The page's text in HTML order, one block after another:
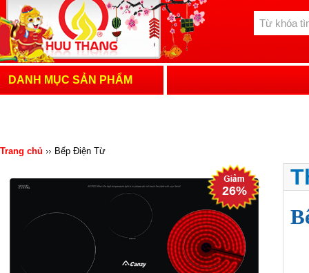
DANH MỤC SẢN PHẨM
Trang chủ Bếp Điện Từ
26%